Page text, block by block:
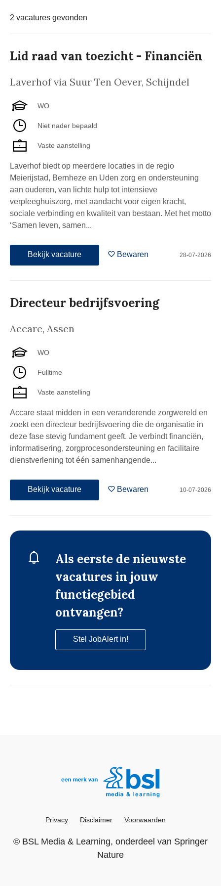
2 vacatures gevonden
Lid raad van toezicht - Financiën
Laverhof via Suur Ten Oever, Schijndel
WO
Niet nader bepaald
Vaste aanstelling
Laverhof biedt op meerdere locaties in de regio
Meierijstad, Bernheze en Uden zorg en ondersteuning
aan ouderen, van lichte hulp tot intensieve
verpleeghuiszorg, met aandacht voor eigen kracht,
sociale verbinding en kwaliteit van bestaan. Met het motto
‘Samen leven, samen...
Bekijk vacature Bewaren 28-07-2026
Directeur bedrijfsvoering
Accare, Assen
WO
Fulltime
Vaste aanstelling
Accare staat midden in een veranderende zorgwereld en
zoekt een directeur bedrijfsvoering die de organisatie in
deze fase stevig fundament geeft. Je verbindt financiën,
informatisering, zorgprocesondersteuning en facilitaire
dienstverlening tot één samenhangende...
Bekijk vacature Bewaren 10-07-2026
Als eerste de nieuwste
vacatures in jouw
functiegebied
ontvangen?
Stel JobAlert in!
Privacy Disclaimer Voorwaarden
© BSL Media & Learning, onderdeel van Springer
Nature
more details, refer to our Privacy Policy.
We and our partners process data to provide:
advertising and content, advertising and content measurement, audience
List of Partners (vendors)